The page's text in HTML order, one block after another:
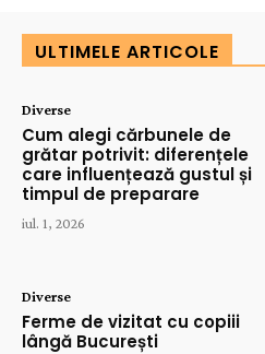
ULTIMELE ARTICOLE
Diverse
Cum alegi cărbunele de
grătar potrivit: diferențele
care influențează gustul și
timpul de preparare
iul. 1, 2026
Diverse
Ferme de vizitat cu copiii
lângă București